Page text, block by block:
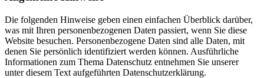
Die folgenden Hinweise geben einen einfachen Überblick darüber,
was mit Ihren personenbezogenen Daten passiert, wenn Sie diese
Website besuchen. Personenbezogene Daten sind alle Daten, mit
denen Sie persönlich identifiziert werden können. Ausführliche
Informationen zum Thema Datenschutz entnehmen Sie unserer
unter diesem Text aufgeführten Datenschutzerklärung.